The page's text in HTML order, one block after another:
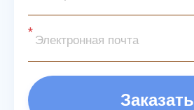
Заказать